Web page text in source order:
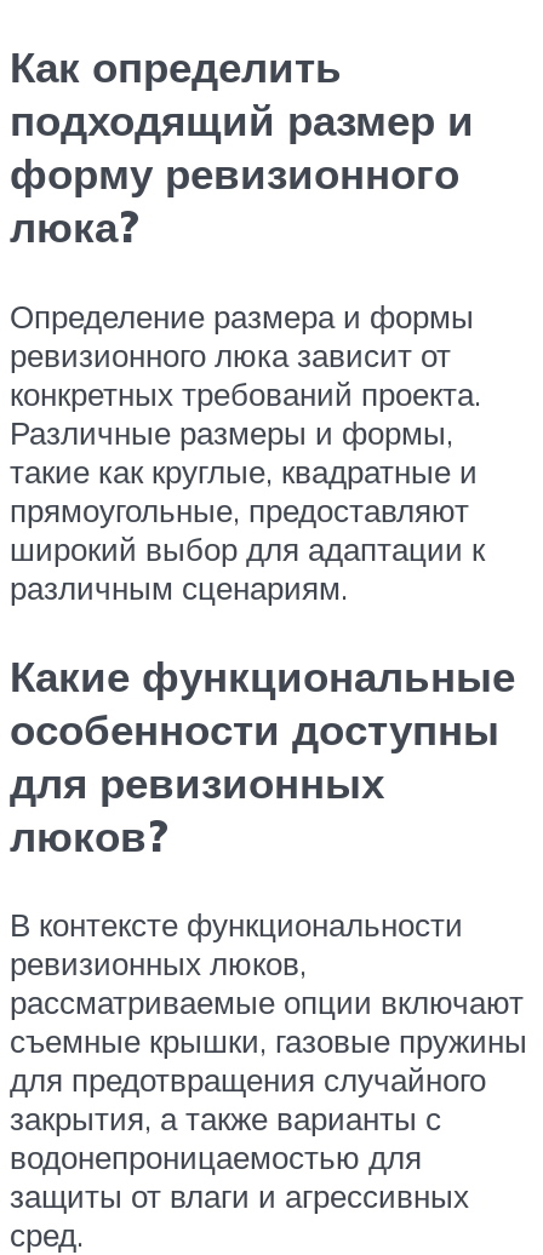
Как определить
подходящий размер и
форму ревизионного
люка?
Определение размера и формы
ревизионного люка зависит от
конкретных требований проекта.
Различные размеры и формы,
такие как круглые, квадратные и
прямоугольные, предоставляют
широкий выбор для адаптации к
различным сценариям.
Какие функциональные
особенности доступны
для ревизионных
люков?
В контексте функциональности
ревизионных люков,
рассматриваемые опции включают
съемные крышки, газовые пружины
для предотвращения случайного
закрытия, а также варианты с
водонепроницаемостью для
защиты от влаги и агрессивных
сред.